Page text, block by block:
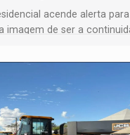
acende alerta para
imagem de ser a
no modo eleição;